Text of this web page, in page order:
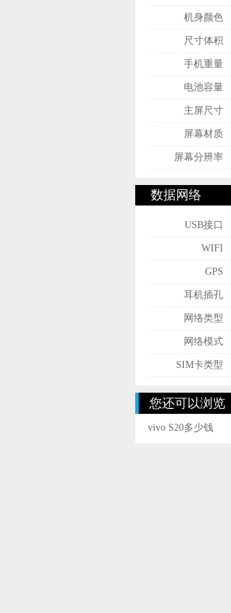
机身颜色
尺寸体积
手机重量
电池容量
主屏尺寸
屏幕材质
屏幕分辨率
数据网络
USB接口
WIFI
GPS
耳机插孔
网络类型
网络模式
SIM卡类型
您还可以浏览
vivo S20多少钱